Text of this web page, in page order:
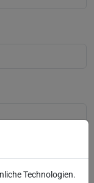
Technologien.